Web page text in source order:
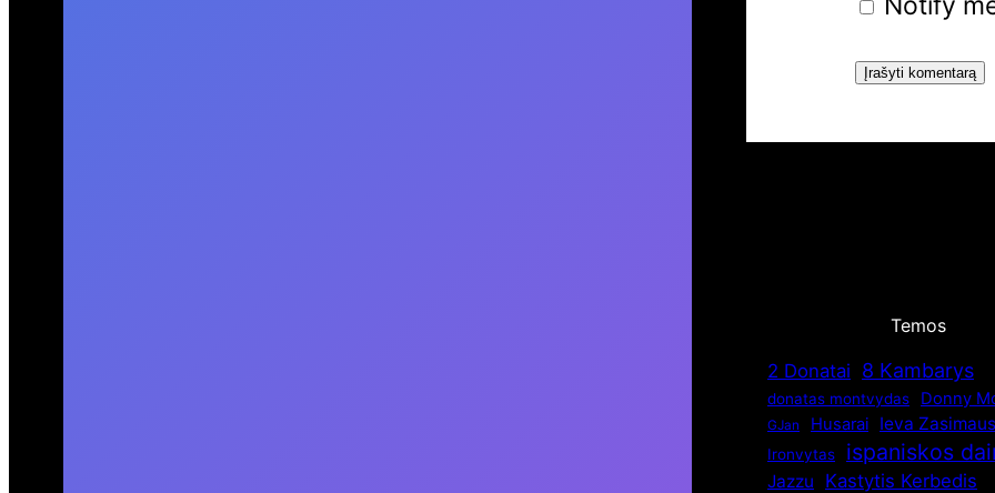
Temos
2 Donatai 8 Kambarys
donatas montvydas Donny
GJan Husarai Ieva
Ironvytas ispaniskos
Jazzu Kastytis Kerbedis